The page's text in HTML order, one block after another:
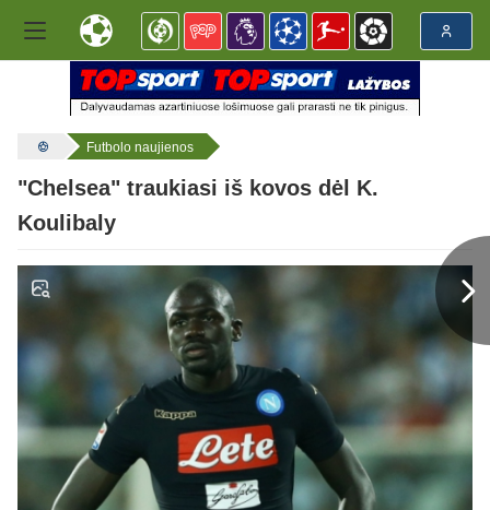
Futbolo naujienos
"Chelsea" traukiasi iš kovos dėl K.
Koulibaly